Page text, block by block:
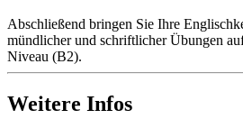
Abschließend bringen Sie Ihre
mündlicher und schriftlicher Übungen
Niveau (B2).
Weitere Infos